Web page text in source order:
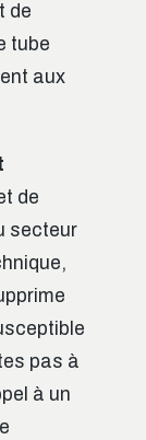
de
tube
aux
de
secteur
pas à
à un